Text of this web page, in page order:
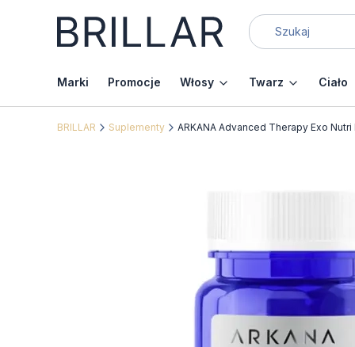
Marki Promocje Włosy Twarz Ciało
BRILLAR Suplementy ARKANA Advanced Therapy Exo